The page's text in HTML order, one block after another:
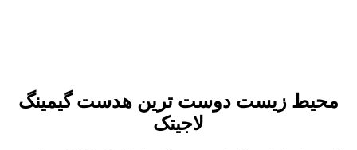
محیط زیست دوست ترین هدست گیمینگ
لاجیتک